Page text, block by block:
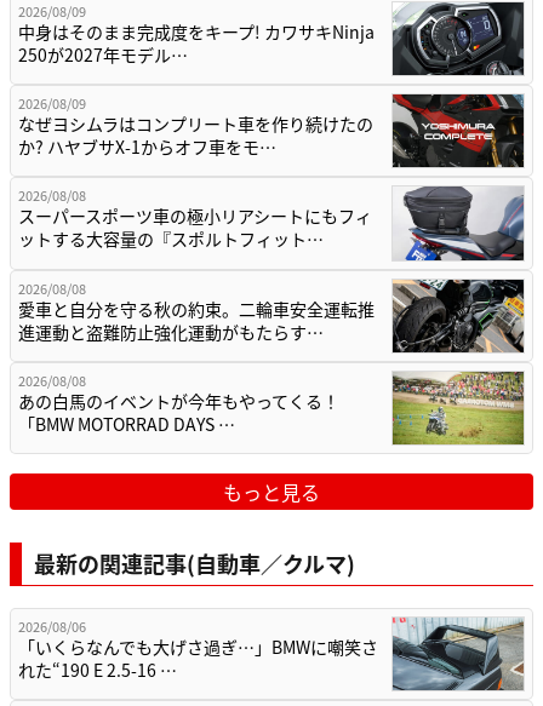
2026/08/09
中身はそのまま完成度をキープ! カワサキNinja
250が2027年モデル…
2026/08/09
なぜヨシムラはコンプリート車を作り続けたの
か? ハヤブサX-1からオフ車をモ…
2026/08/08
スーパースポーツ車の極小リアシートにもフィ
ットする大容量の『スポルトフィット…
2026/08/08
愛車と自分を守る秋の約束。二輪車安全運転推
進運動と盗難防止強化運動がもたらす…
2026/08/08
あの白馬のイベントが今年もやってくる！
「BMW MOTORRAD DAYS …
もっと見る
最新の関連記事(自動車／クルマ)
2026/08/06
「いくらなんでも大げさ過ぎ…」BMWに嘲笑さ
れた“190 E 2.5-16 …